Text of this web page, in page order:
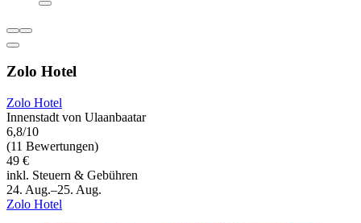
Zolo Hotel
Zolo Hotel
Innenstadt von Ulaanbaatar
6,8/10
(11 Bewertungen)
49 €
inkl. Steuern & Gebühren
24. Aug.–25. Aug.
Zolo Hotel